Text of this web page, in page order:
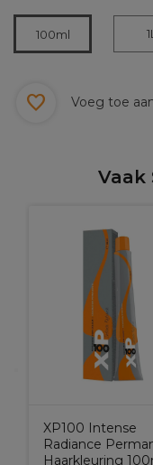
100ml 1L
Voeg toe
Vaak
XP100 Intense
Radiance
Haarkleuring